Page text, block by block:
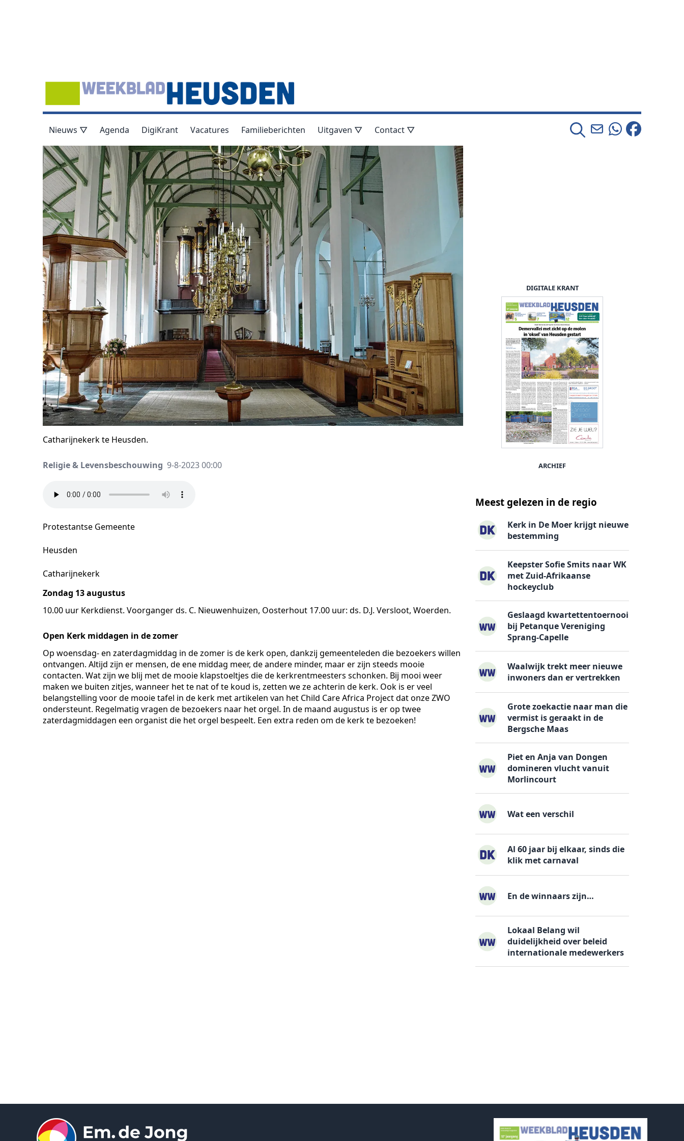
Nieuws ▽ Agenda DigiKrant Vacatures Familieberichten Uitgaven ▽ Contact ▽
Catharijnekerk te Heusden.
Religie & Levensbeschouwing 9-8-2023 00:00
Protestantse Gemeente
Heusden
Catharijnekerk
Zondag 13 augustus
10.00 uur Kerkdienst. Voorganger ds. C. Nieuwenhuizen, Oosterhout 17.00 uur: ds. D.J. Versloot, Woerden.
Open Kerk middagen in de zomer
Op woensdag- en zaterdagmiddag in de zomer is de kerk open, dankzij gemeenteleden die bezoekers willen
ontvangen. Altijd zijn er mensen, de ene middag meer, de andere minder, maar er zijn steeds mooie
contacten. Wat zijn we blij met de mooie klapstoeltjes die de kerkrentmeesters schonken. Bij mooi weer
maken we buiten zitjes, wanneer het te nat of te koud is, zetten we ze achterin de kerk. Ook is er veel
belangstelling voor de mooie tafel in de kerk met artikelen van het Child Care Africa Project dat onze ZWO
ondersteunt. Regelmatig vragen de bezoekers naar het orgel. In de maand augustus is er op twee
zaterdagmiddagen een organist die het orgel bespeelt. Een extra reden om de kerk te bezoeken!
DIGITALE KRANT
ARCHIEF
Meest gelezen in de regio
Kerk in De Moer krijgt nieuwe
bestemming
Keepster Sofie Smits naar WK
met Zuid-Afrikaanse
hockeyclub
Geslaagd kwartettentoernooi
bij Petanque Vereniging
Sprang-Capelle
Waalwijk trekt meer nieuwe
inwoners dan er vertrekken
Grote zoekactie naar man die
vermist is geraakt in de
Bergsche Maas
Piet en Anja van Dongen
domineren vlucht vanuit
Morlincourt
Wat een verschil
Al 60 jaar bij elkaar, sinds die
klik met carnaval
En de winnaars zijn…
Lokaal Belang wil
duidelijkheid over beleid
internationale medewerkers